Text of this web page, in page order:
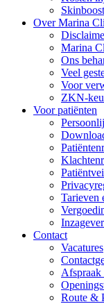
Over Marina
Marina
Ons
Veel
Voor
ZKN-
Voor patiënten
Tarieven
Contact
Vacatures
Afspraak
Route &